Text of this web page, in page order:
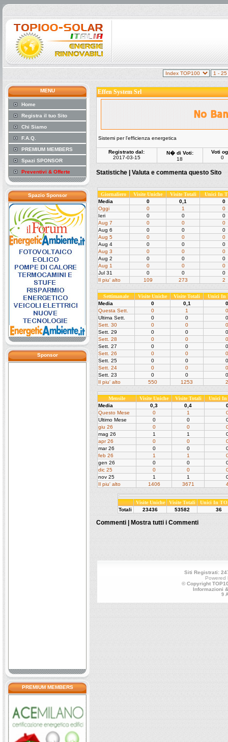
MENU
Home
Registra il tuo Sito
Chi Siamo
F.A.Q.
PREMIUM MEMBERS
Spazi SPONSOR
Preventivi & Offerte
Spazio Sponsor
Sponsor
PREMIUM MEMBERS
Effen System Srl
Sistemi per l'efficienza energetica
Registrato dal:
2017-03-15
N� di Voti:
18
Voti
0
Statistiche | Valuta e commenta questo Sito
Giornaliero Visite Uniche Visite Totali
Unici In
Media
0 0,1
0
Oggi
0 1
0
Ieri
0 0
0
Aug 7
0 0
0
Aug 6
0 0
0
Aug 5
0 0
0
Aug 4
0 0
0
Aug 3
0 0
0
Aug 2
0 0
0
Aug 1
0 0
0
Jul 31
0 0
0
Il piu' alto
109 273 2
Settimanale Visite Uniche Visite Totali
Unici In
Media
0 0,1
0
Questa Sett.
0 1
0
Ultima Sett.
0 0
0
Sett. 30
0 0
0
Sett. 29
0 0
0
Sett. 28
0 0
0
Sett. 27
0 0
0
Sett. 26
0 0
0
Sett. 25
0 0
0
Sett. 24
0 0
0
Sett. 23
0 0
0
Il piu' alto
550 1253 2
Mensile Visite Uniche Visite Totali
Unici In
Media
0,3 0,4
Questo Mese
0 1
Ultimo Mese
0 0
giu 26
0 0
mag 26
1 1
apr 26
0 0
mar 26
0 0
feb 26
1 1
gen 26
0 0
dic 25
0 0
nov 25
1 1
Il piu' alto
1406 3671
Visite Uniche Visite Totali
Unici In
Totali
23436 53582 36
Commenti | Mostra tutti i Commenti
Siti Registrati:
© Copyright
Informazioni
9